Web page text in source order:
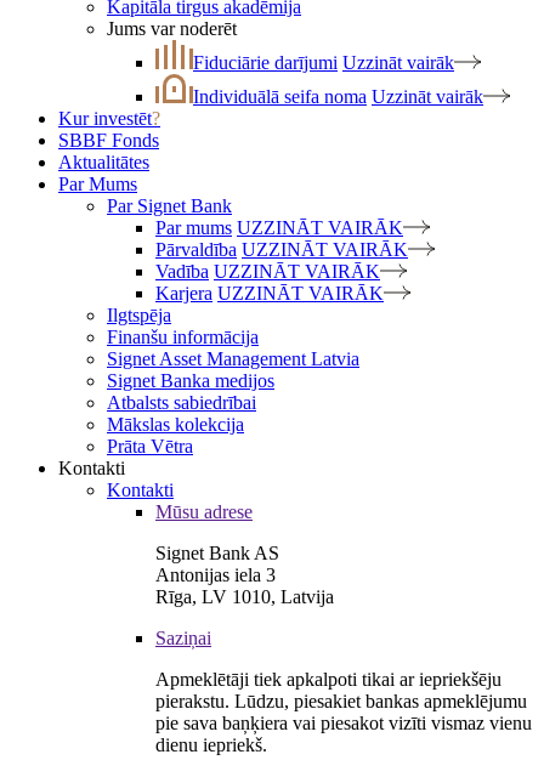
Kapitāla tirgus akadēmija
Jums var noderēt
Fiduciārie darījumi Uzzināt vairāk
Individuālā seifa noma Uzzināt vairāk
Kur investēt?
SBBF Fonds
Aktualitātes
Par Mums
Par Signet Bank
Par mums UZZINĀT VAIRĀK
Pārvaldība UZZINĀT VAIRĀK
Vadība UZZINĀT VAIRĀK
Karjera UZZINĀT VAIRĀK
Ilgtspēja
Finanšu informācija
Signet Asset Management Latvia
Signet Banka medijos
Atbalsts sabiedrībai
Mākslas kolekcija
Prāta Vētra
Kontakti
Kontakti
Mūsu adrese
Signet Bank AS
Antonijas iela 3
Rīga, LV 1010, Latvija
Saziņai
Apmeklētāji tiek apkalpoti tikai ar iepriekšēju
pierakstu. Lūdzu, piesakiet bankas apmeklējumu
pie sava baņķiera vai piesakot vizīti vismaz vienu
dienu iepriekš.